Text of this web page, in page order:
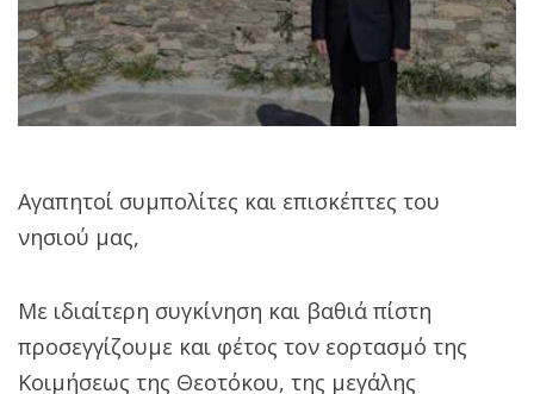
Αγαπητοί συμπολίτες και επισκέπτες του
νησιού μας,
Με ιδιαίτερη συγκίνηση και βαθιά πίστη
προσεγγίζουμε και φέτος τον εορτασμό της
Κοιμήσεως της Θεοτόκου, της μεγάλης